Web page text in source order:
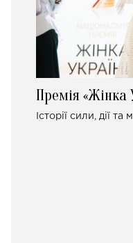
Премія «Жінка
Історії сили, дії